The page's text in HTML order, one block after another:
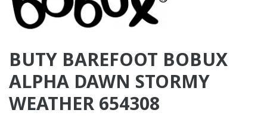
BUTY BAREFOOT BOBUX
ALPHA DAWN STORMY
WEATHER 654308